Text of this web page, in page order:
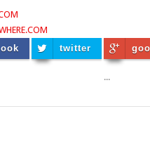
twitter
...